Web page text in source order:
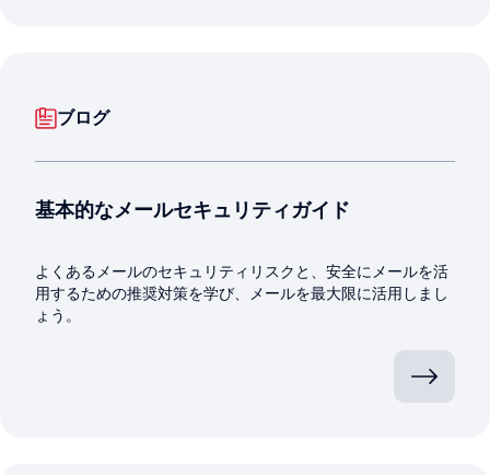
ブログ
基本的なメールセキュリティガイド
よくあるメールのセキュリティリスクと、安全にメールを活
用するための推奨対策を学び、メールを最大限に活用しまし
ょう。